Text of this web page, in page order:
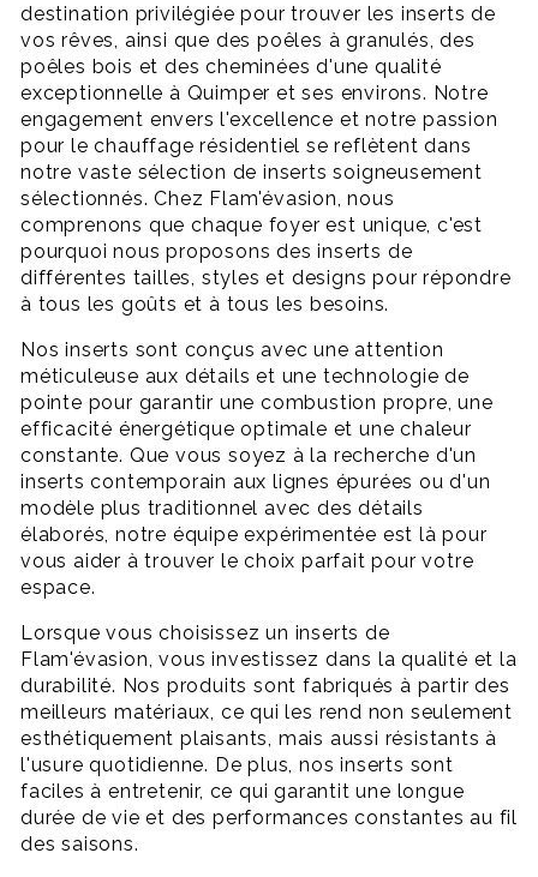
destination privilégiée pour trouver les inserts de
vos rêves, ainsi que des poêles à granulés, des
poêles bois et des cheminées d'une qualité
exceptionnelle à Quimper et ses environs. Notre
engagement envers l'excellence et notre passion
pour le chauffage résidentiel se reflètent dans
notre vaste sélection de inserts soigneusement
sélectionnés. Chez Flam'évasion, nous
comprenons que chaque foyer est unique, c'est
pourquoi nous proposons des inserts de
différentes tailles, styles et designs pour répondre
à tous les goûts et à tous les besoins.
Nos inserts sont conçus avec une attention
méticuleuse aux détails et une technologie de
pointe pour garantir une combustion propre, une
efficacité énergétique optimale et une chaleur
constante. Que vous soyez à la recherche d'un
inserts contemporain aux lignes épurées ou d'un
modèle plus traditionnel avec des détails
élaborés, notre équipe expérimentée est là pour
vous aider à trouver le choix parfait pour votre
espace.
Lorsque vous choisissez un inserts de
Flam'évasion, vous investissez dans la qualité et la
durabilité. Nos produits sont fabriqués à partir des
meilleurs matériaux, ce qui les rend non seulement
esthétiquement plaisants, mais aussi résistants à
l'usure quotidienne. De plus, nos inserts sont
faciles à entretenir, ce qui garantit une longue
durée de vie et des performances constantes au fil
des saisons.